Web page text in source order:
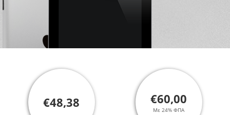
€48,38 €60,00
Με 24% ΦΠΑ